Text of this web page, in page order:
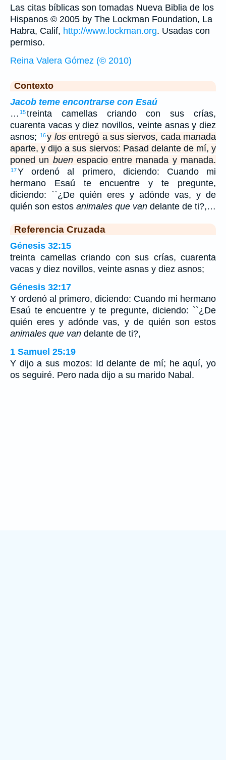
Las citas bíblicas son tomadas Nueva Biblia de los
Hispanos © 2005 by The Lockman Foundation, La
Habra, Calif, http://www.lockman.org. Usadas con
permiso.
Reina Valera Gómez (© 2010)
Contexto
Jacob teme encontrarse con Esaú
… 15treinta camellas criando con sus crías,
cuarenta vacas y diez novillos, veinte asnas y diez
asnos;
16y losentregó a sus siervos, cada manada
aparte, y dijo a sus siervos: Pasad delante de mí, y
poned un buenespacio entre manada y manada.
17Y ordenó al primero, diciendo: Cuando mi
hermano Esaú te encuentre y te pregunte,
diciendo: ``¿De quién eres y adónde vas, y de
quién son estos animales que van delante de ti?,…
Referencia Cruzada
Génesis 32:15
treinta camellas criando con sus crías, cuarenta
vacas y diez novillos, veinte asnas y diez asnos;
Génesis 32:17
Y ordenó al primero, diciendo: Cuando mi hermano
Esaú te encuentre y te pregunte, diciendo: ``¿De
quién eres y adónde vas, y de quién son estos
animales que van delante de ti?,
1 Samuel 25:19
Y dijo a sus mozos: Id delante de mí; he aquí, yo
os seguiré. Pero nada dijo a su marido Nabal.